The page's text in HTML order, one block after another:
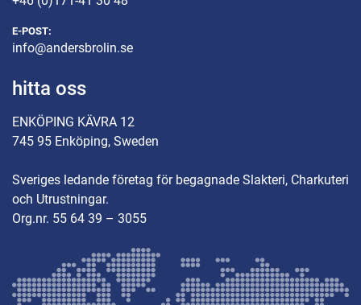
E-POST:
info@andersbrolin.se
hitta oss
ENKÖPING KÄVRA 12
745 95 Enköping, Sweden
Sveriges ledande företag för begagnade Slakteri, Charkuteri
och Utrustningar.
Org.nr. 55 64 39 – 3055